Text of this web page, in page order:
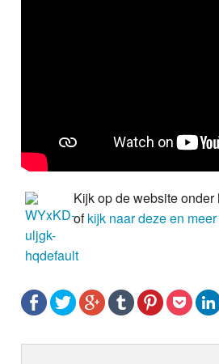
Kijk op de website
ofkijk naar deze en